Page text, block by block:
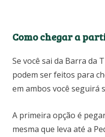
Como chegar a
Se você sai da Barra da
podem ser feitos para
em ambos você seguirá
A primeira opção é
mesma que leva até a